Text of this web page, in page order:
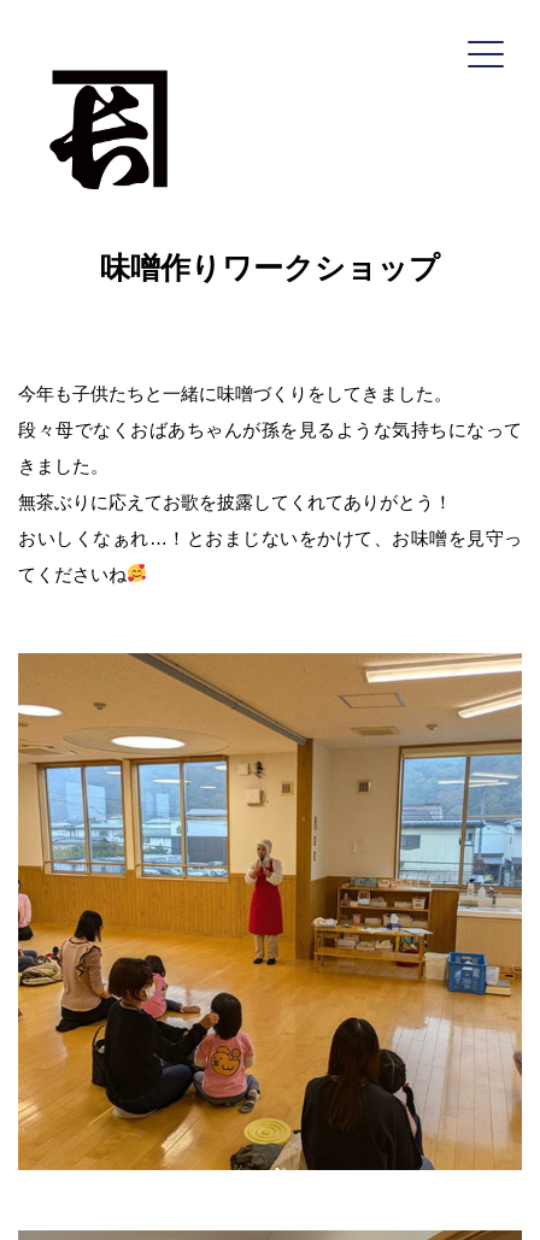
プ
深瀬善兵衛商店
HOME
オンラインショップ（Yahoo店）
おたより
カネチョウたより
レシピ
家族を笑顔にする味噌汁の力
イベントのご案内
みそづくり教室
味噌作りワークショップ
今年も子供たちと一緒に味噌づくりをしてきました。
段々母でなくおばあちゃんが孫を見るような気持ちになって
きました。
無茶ぶりに応えてお歌を披露してくれてありがとう！
おいしくなぁれ…！とおまじないをかけて、お味噌を見守っ
てくださいね